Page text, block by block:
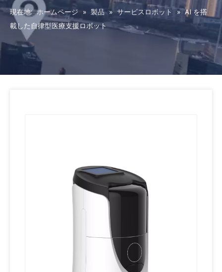
現在地: ホームページ » 製品 » サービスロボット » AI を搭
載した自律型医療支援ロボット